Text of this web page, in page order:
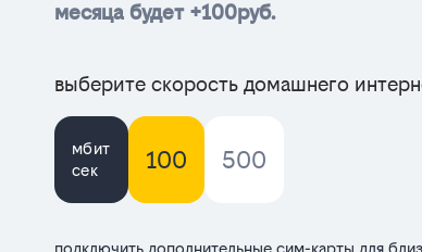
месяца будет +100руб.
выберите скорость домашнего
мбит
сек
100 500
подключить дополнительные сим-карты для